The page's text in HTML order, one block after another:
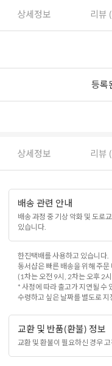
상세정보 리뷰
등록
상세정보 리뷰
배송 관련 안내
배송 과정 중 기상 악화 및 도로
있습니다.
한진택배를 사용하고 있습니다.
동서샵은 빠른 배송을 위해 주
(1차는 오전 9시, 2차는 오후 2
* 사정에 따라 출고가 지연될 수
수령하고 싶은 날짜를 별도로
교환 및 반품(환불) 정보
교환 및 환불이 필요하신 경우